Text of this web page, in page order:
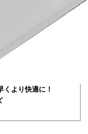
くより快適に！